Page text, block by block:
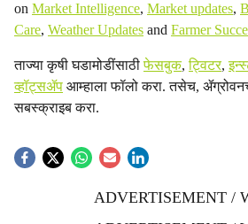
on Market Intelligence, Market updates,
Care, Weather Updates and Farmer
ताज्या कृषी घडामोडींसाठीफेसबुक,ट्विटर,
व्हॉट्सॲप आम्हाला फॉलो करा. तसेच,
सबस्क्राइब करा.
ADVERTISEMENT /